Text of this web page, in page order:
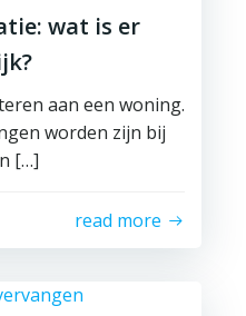
wat is er
aan een woning.
worden zijn bij
[…]
read more